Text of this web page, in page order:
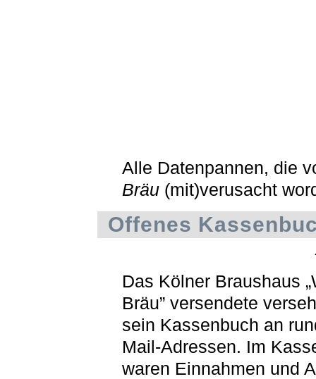
Alle Datenpannen, die
Bräu(mit)verusacht
Offenes
Das Kölner Braushaus
Bräu” versendete
sein Kassenbuch an
Mail-Adressen. Im
waren Einnahmen und